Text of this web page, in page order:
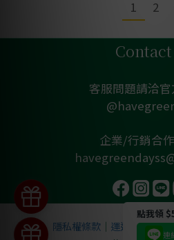
1 2
客服問題請洽官
企業/行銷合
隱私權條款 ｜ 運送政策｜退
點我領
連